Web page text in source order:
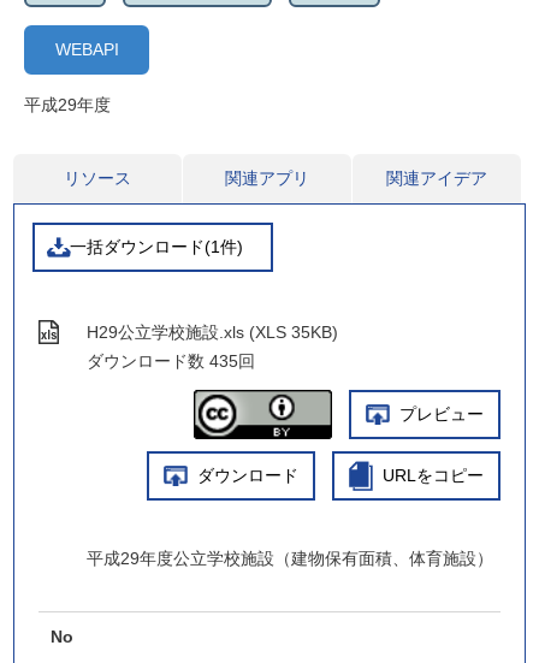
WEBAPI
平成29年度
リソース 関連アプリ 関連アイデア
一括ダウンロード(1件)
H29公立学校施設.xls (XLS 35KB)
ダウンロード数 435回
プレビュー
ダウンロード URLをコピー
平成29年度公立学校施設（建物保有面積、体育施設）
No